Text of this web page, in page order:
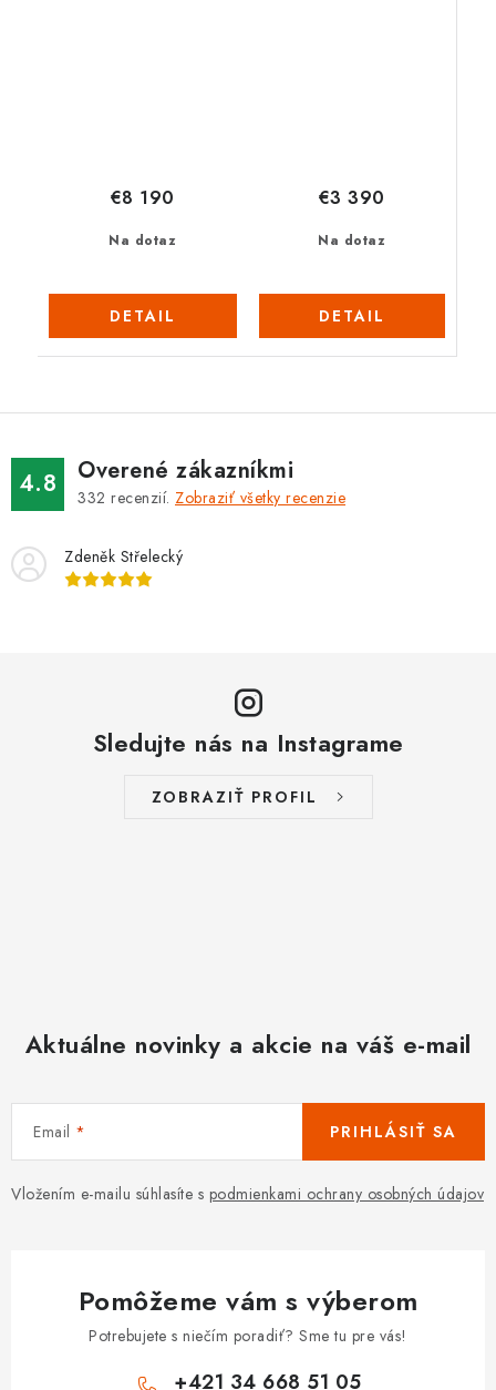
Na dotaz
€8 190
DETAIL
Na dotaz
€3 390
DETAIL
4.8 Overené zákazníkmi
332 recenzií. Zobraziť všetky recenzie
Zdeněk Střelecký
Sledujte nás na Instagrame
ZOBRAZIŤ PROFIL
Aktuálne novinky a akcie na váš e-mail
Email
Vložením e-mailu súhlasíte s podmienkami ochrany osobných údajov
PRIHLÁSIŤ SA
Pomôžeme vám s výberom
Potrebujete s niečím poradiť? Sme tu pre vás!
+421 34 668 51 05